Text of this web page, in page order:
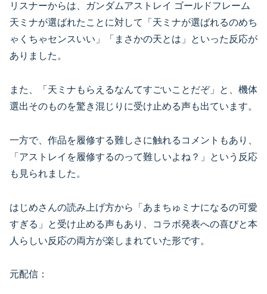
リスナーからは、ガンダムアストレイ ゴールドフレーム
天ミナが選ばれたことに対して「天ミナが選ばれるのめち
ゃくちゃセンスいい」「まさかの天とは」といった反応が
ありました。
また、「天ミナもらえるなんてすごいことだぞ」と、機体
選出そのものを驚き混じりに受け止める声も出ています。
一方で、作品を履修する難しさに触れるコメントもあり、
「アストレイを履修するのって難しいよね？」という反応
も見られました。
はじめさんの読み上げ方から「あまちゅミナになるの可愛
すぎる」と受け止める声もあり、コラボ発表への喜びと本
人らしい反応の両方が楽しまれていた形です。
元配信：